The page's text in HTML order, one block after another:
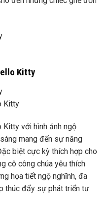
Kitty
Kitty
Kitty với hình ảnh ngộ
mang đến sự năng
biệt cực kỳ thích hợp cho
cô công chúa yêu thích
họa tiết ngộ nghĩnh, đa
thúc đẩy sự phát triển tư